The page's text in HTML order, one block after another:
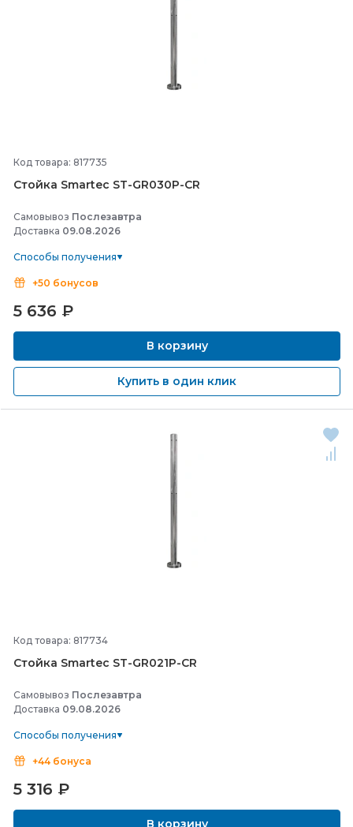
Код товара: 817735
Стойка Smartec ST-GR030P-CR
Самовывоз Послезавтра
Доставка 09.08.2026
Способы получения
+50 бонусов
5 636 ₽
В корзину
Купить в один клик
Код товара: 817734
Стойка Smartec ST-GR021P-CR
Самовывоз Послезавтра
Доставка 09.08.2026
Способы получения
+44 бонуса
5 316 ₽
В корзину